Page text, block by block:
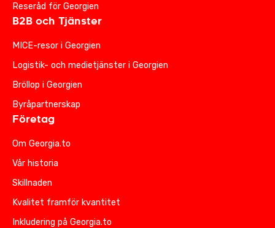
Reseråd för Georgien
B2B och Tjänster
MICE-resor i Georgien
Logistik- och medietjänster i Georgien
Bröllop i Georgien
Byråpartnerskap
Företag
Om Georgia.to
Vår historia
Skillnaden
Kvalitet framför kvantitet
Inkludering på Georgia.to